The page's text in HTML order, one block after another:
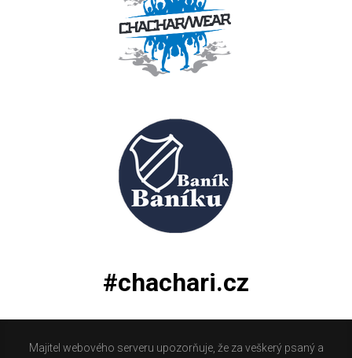
#chachari.cz
Majitel webového serveru upozorňuje, že za veškerý psaný a